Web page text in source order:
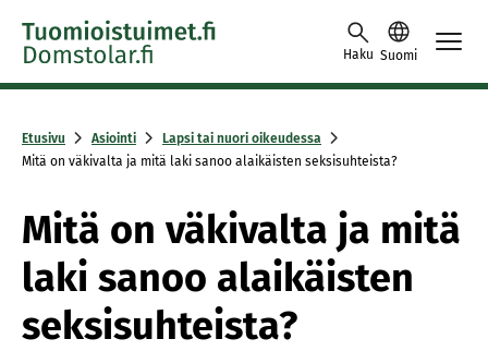
Skip to content -saavutettavuusohje
Haku Suomi
Etusivu Asiointi
Lapsi tai nuori oikeudessa
Mitä on väkivalta ja mitä laki sanoo alaikäisten seksisuhteista?
Mitä on väkivalta ja mitä
laki sanoo alaikäisten
seksisuhteista?